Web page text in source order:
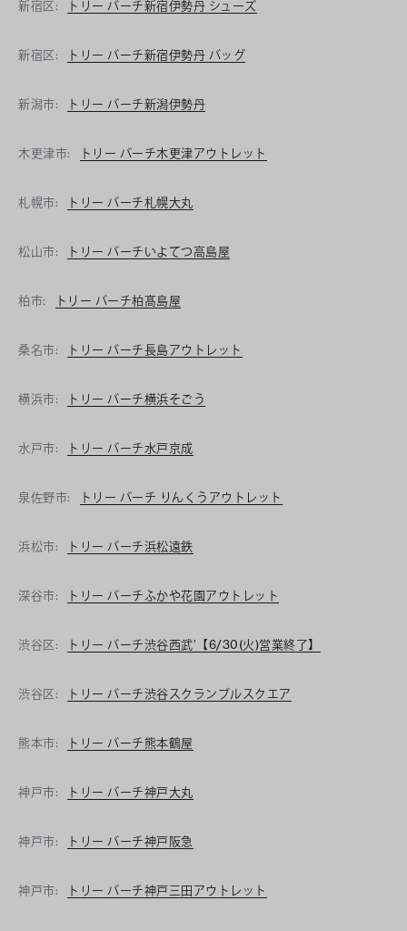
新宿区: トリー バーチ新宿伊勢丹 シューズ
新宿区: トリー バーチ新宿伊勢丹 バッグ
新潟市: トリー バーチ新潟伊勢丹
木更津市: トリー バーチ木更津アウトレット
札幌市: トリー バーチ札幌大丸
松山市: トリー バーチいよてつ高島屋
柏市: トリー バーチ柏髙島屋
桑名市: トリー バーチ長島アウトレット
横浜市: トリー バーチ横浜そごう
水戸市: トリー バーチ水戸京成
泉佐野市: トリー バーチ りんくうアウトレット
浜松市: トリー バーチ浜松遠鉄
深谷市: トリー バーチふかや花園アウトレット
渋谷区: トリー バーチ渋谷西武’【6/30(火)営業終了】
渋谷区: トリー バーチ渋谷スクランブルスクエア
熊本市: トリー バーチ熊本鶴屋
神戸市: トリー バーチ神戸大丸
神戸市: トリー バーチ神戸阪急
神戸市: トリー バーチ神戸三田アウトレット